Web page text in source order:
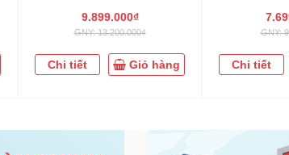
9.899.000₫
GNY: 13.200.000₫
Chi tiết Giỏ hàng
GNY:
Chi tiết